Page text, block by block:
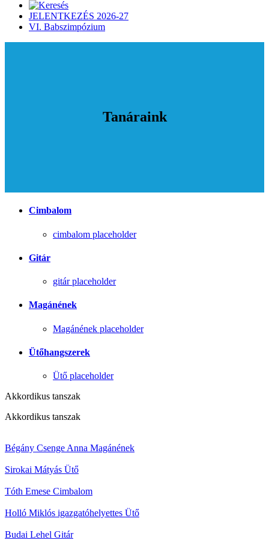
JELENTKEZÉS 2026-27
VI. Babszimpózium
Tanáraink
Cimbalom
cimbalom placeholder
Gitár
gitár placeholder
Magánének
Magánének placeholder
Ütőhangszerek
Ütő placeholder
Akkordikus tanszak
Akkordikus tanszak
Bégány Csenge Anna Magánének
Sirokai Mátyás Ütő
Tóth Emese Cimbalom
Holló Miklós igazgatóhelyettes Ütő
Budai Lehel Gitár